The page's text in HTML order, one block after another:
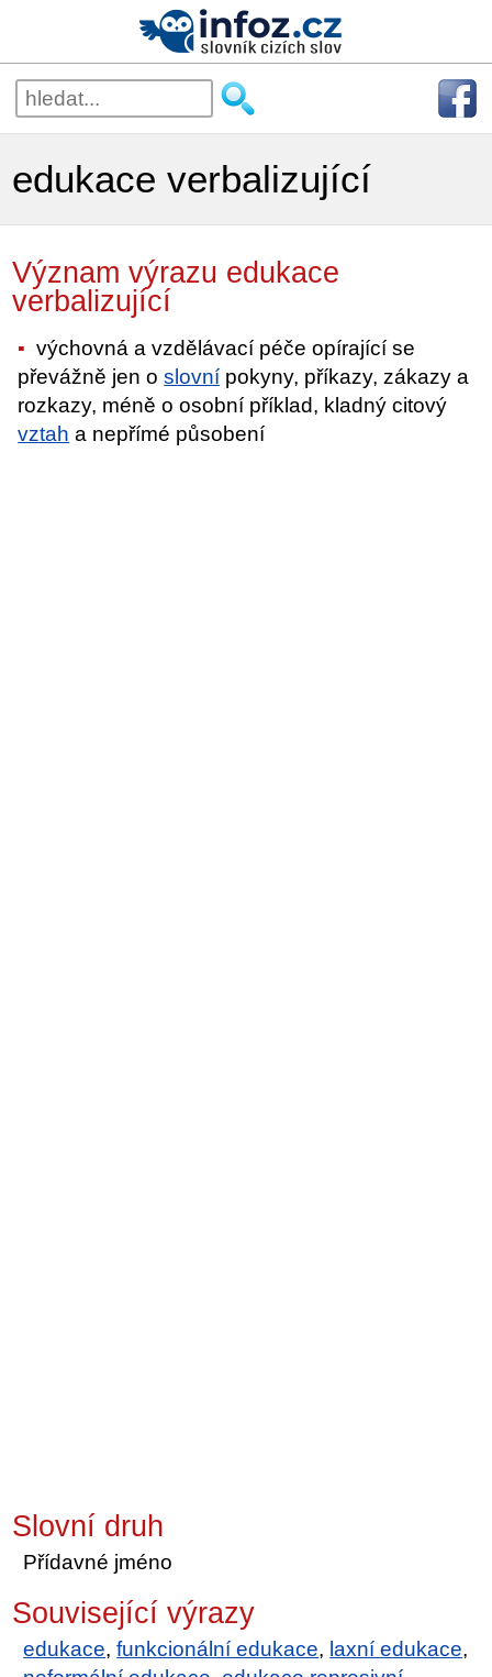
edukace verbalizující
Význam výrazu edukace
verbalizující
výchovná a vzdělávací péče opírající se
převážně jen oslovní pokyny, příkazy, zákazy a
rozkazy, méně o osobní příklad, kladný citový
vztah a nepřímé působení
Slovní druh
Přídavné jméno
Související výrazy
edukace,funkcionální edukace, laxní edukace,